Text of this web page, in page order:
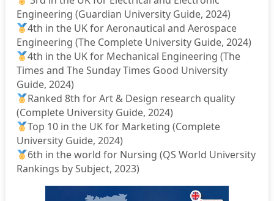
Engineering (Guardian University Guide, 2024)
4th in the UK for Aeronautical and Aerospace
Engineering (The Complete University Guide, 2024)
4th in the UK for Mechanical Engineering (The
Times and The Sunday Times Good University
Guide, 2024)
Ranked 8th for Art & Design research quality
(Complete University Guide, 2024)
Top 10 in the UK for Marketing (Complete
University Guide, 2024)
6th in the world for Nursing (QS World University
Rankings by Subject, 2023)